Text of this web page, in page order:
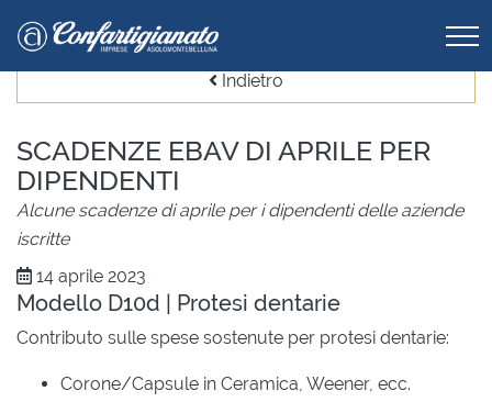
Indietro
SCADENZE EBAV DI APRILE PER
DIPENDENTI
Alcune scadenze di aprile per i dipendenti delle aziende
iscritte
14 aprile 2023
Modello D10d | Protesi dentarie
Contributo sulle spese sostenute per protesi dentarie:
Corone/Capsule in Ceramica, Weener, ecc.